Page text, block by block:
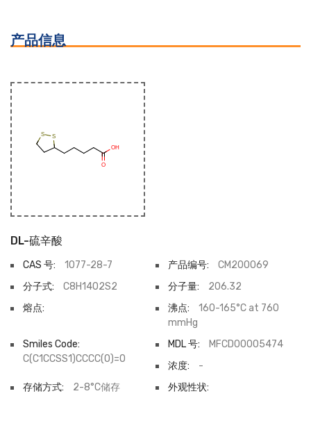
产品信息
DL-硫辛酸
CAS 号: 1077-28-7 产品编号:
CM200069
分子式:
C8H14O2S2 分子量:
206.32
熔点:
沸点:
160-165°C at 760
mmHg
Smiles Code:
C(C1CCSS1)CCCC(O)=O
MDL 号:
MFCD00005474
浓度:
-
存储方式:
2-8°C储存 外观性状: